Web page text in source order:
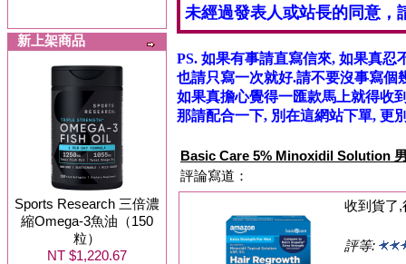
新上架商品
Sports Research 三倍濃
縮Omega-3魚油（150
粒）
NT $1,220.67
未經過發表人或站長的同意，
PS. 如果有事請直寫信來, 如果真忍
也請只寫一次就好.請不要沒事寫個
如果真擔心覺得一匯款馬上就得收
那請配合一下, 別在這網站下單, 更
Basic Care 5% Minoxidil Solution
評論寫道：
收到貨了,
評等: